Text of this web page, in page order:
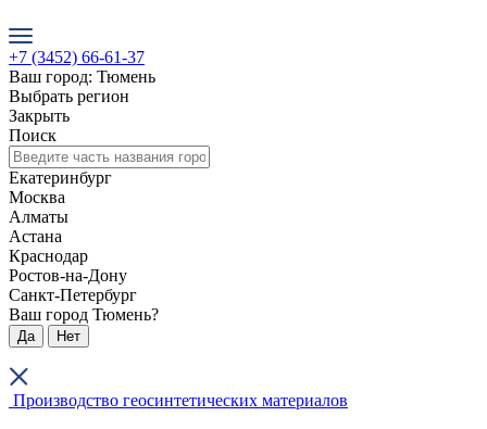
+7 (3452) 66-61-37
Ваш город: Тюмень
Выбрать регион
Закрыть
Поиск
Екатеринбург
Москва
Алматы
Астана
Краснодар
Ростов-на-Дону
Санкт-Петербург
Ваш город Тюмень?
Да Нет
Производство геосинтетических материалов